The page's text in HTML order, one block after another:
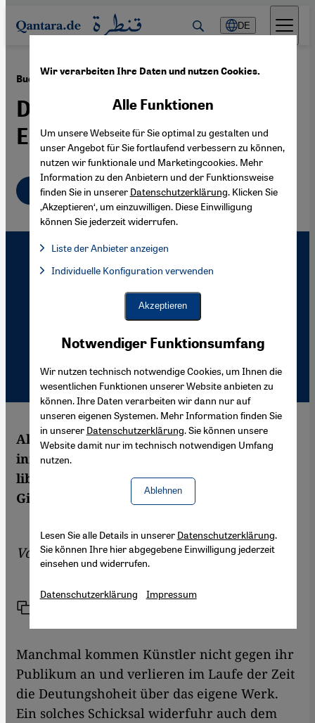
Direkt zum Inhalt springen
DE
Buchtipp "Khalil Gibran. Autor des Propheten" ·11.05.2006
Der Prophet und sein
Exotenbonus
Deutsch
Alexandre Najjar hat eine kurzweilige und
informative Biographie über den
libanesischen Kultautor Gibran Khalil
Gibran geschrieben.
VonAndreas Pflitsch
Manchmal kommen Künstler nicht gegen ihr
Publikum an und verlieren im Laufe der Zeit
die Deutungshoheit über das eigene Werk.
Ein solches Schicksal widerfuhr auch dem
Wir verarbeiten Ihre Daten und nutzen Cookies.
Notwendiger Funktionsumfang
Wir nutzen technisch notwendige Cookies, um Ihnen die
wesentlichen Funktionen unserer Website anbieten zu
können. Ihre Daten verarbeiten wir dann nur auf
unseren eigenen Systemen. Mehr Information finden Sie
in unserer Datenschutzerklärung. Sie können unsere
Website damit nur im technisch notwendigen Umfang
nutzen.
Ablehnen
Alle Funktionen
Um unsere Webseite für Sie optimal zu gestalten und
unser Angebot für Sie fortlaufend verbessern zu können,
nutzen wir funktionale und Marketingcookies. Mehr
Information zu den Anbietern und der Funktionsweise
finden Sie in unserer Datenschutzerklärung. Klicken Sie
‚Akzeptieren‘, um einzuwilligen. Diese Einwilligung
können Sie jederzeit widerrufen.
Liste der Anbieter anzeigen
Facebook Embed / Facebook Connect, Google Maps Embed,
Facebook Embed / Facebook Connect
Google Maps Embed
Individuelle Konfiguration verwenden
Akzeptieren
Lesen Sie alle Details in unserer Datenschutzerklärung.
Sie können Ihre hier abgegebene Einwilligung jederzeit
einsehen und widerrufen.
Datenschutzerklärung Impressum